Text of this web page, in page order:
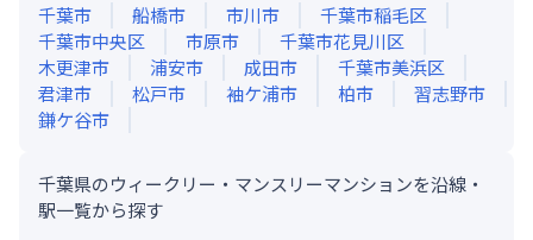
千葉市
船橋市 市川市
千葉市稲毛区
千葉市中央区
市原市
千葉市花見川区
木更津市
浦安市 成田市
千葉市美浜区
君津市
松戸市 袖ケ浦市 柏市
習志野市
鎌ケ谷市
千葉県のウィークリー・マンスリーマンションを沿線・
駅一覧から探す